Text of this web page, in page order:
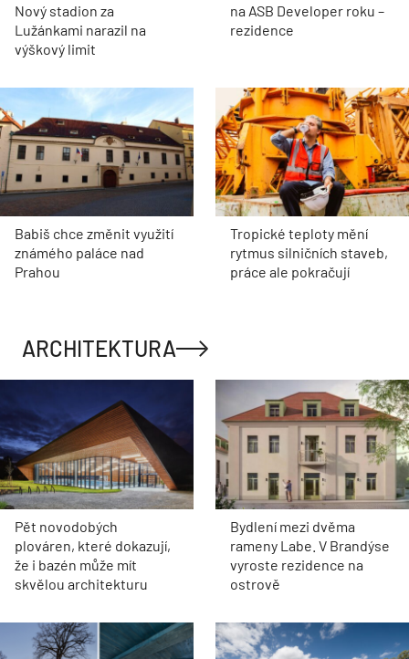
Nový stadion za
Lužánkami narazil na
výškový limit
na ASB Developer roku –
rezidence
Babiš chce změnit využití
známého paláce nad
Prahou
Tropické teploty mění
rytmus silničních staveb,
práce ale pokračují
ARCHITEKTURA
Pět novodobých
plováren, které dokazují,
že i bazén může mít
skvělou architekturu
Bydlení mezi dvěma
rameny Labe. V Brandýse
vyroste rezidence na
ostrově